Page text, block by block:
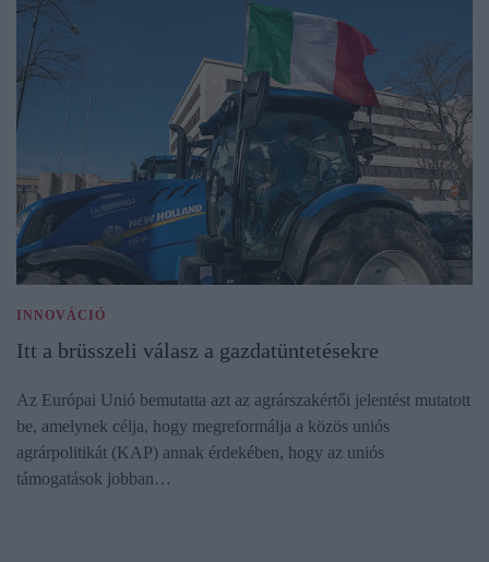
INNOVÁCIÓ
Itt a brüsszeli válasz a gazdatüntetésekre
Az Európai Unió bemutatta azt az agrárszakértői jelentést mutatott
be, amelynek célja, hogy megreformálja a közös uniós
agrárpolitikát (KAP) annak érdekében, hogy az uniós
támogatások jobban…